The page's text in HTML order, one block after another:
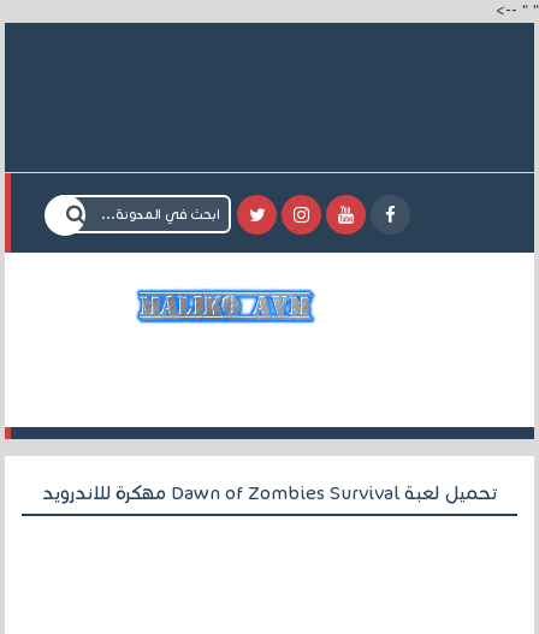
"
"
-->
تحميل لعبة Dawn of Zombies Survival مهكرة للاندرويد